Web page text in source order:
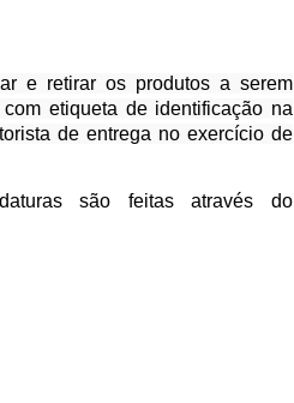
e retirar os produtos a serem
etiqueta de identificação na
de entrega no exercício de
são feitas através do